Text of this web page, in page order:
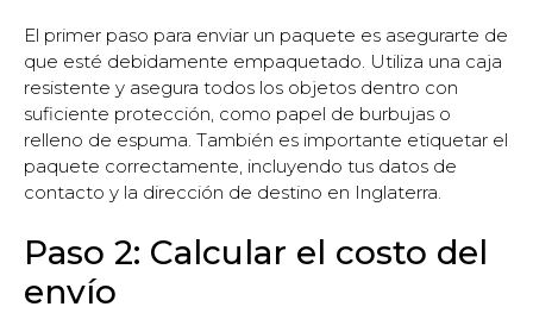
El primer paso para enviar un paquete es asegurarte de
que esté debidamente empaquetado. Utiliza una caja
resistente y asegura todos los objetos dentro con
suficiente protección, como papel de burbujas o
relleno de espuma. También es importante etiquetar el
paquete correctamente, incluyendo tus datos de
contacto y la dirección de destino en Inglaterra.
Paso 2: Calcular el costo del
envío